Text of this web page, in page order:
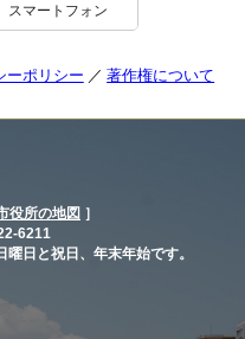
スマートフォン
ーポリシー 著作権について
役所の地図 ］
6211
日と祝日、年末年始です。